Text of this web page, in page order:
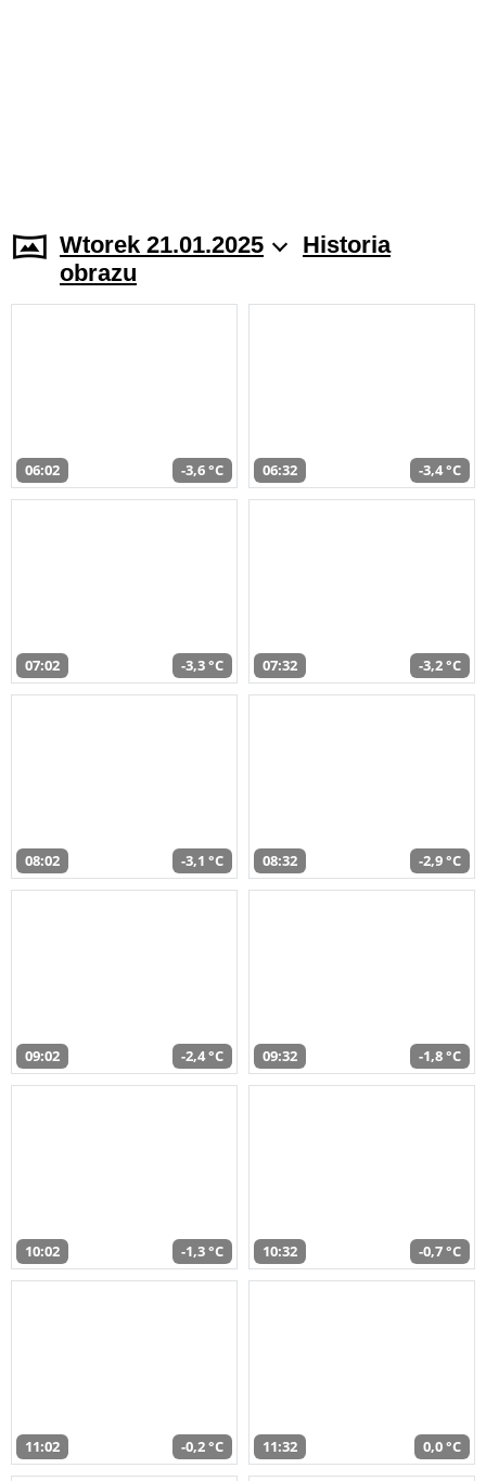
Wtorek 21.01.2025
Historia
obrazu
06:02 -3,6 °C 06:32 -3,4 °C
07:02 -3,3 °C 07:32 -3,2 °C
08:02 -3,1 °C 08:32 -2,9 °C
09:02 -2,4 °C 09:32 -1,8 °C
10:02 -1,3 °C 10:32 -0,7 °C
11:02 -0,2 °C 11:32 0,0 °C